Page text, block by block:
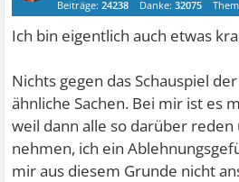
Beiträge:24238 Danke:32075
Ich bin eigentlich auch etwas
Nichts gegen das Schauspiel
ähnliche Sachen. Bei mir ist es
weil dann alle so darüber reden
nehmen, ich ein
mir aus diesem Grunde nicht